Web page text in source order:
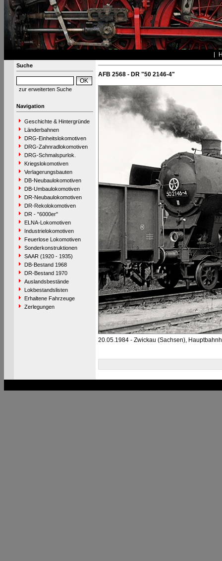
Suche
zur erweiterten Suche
Navigation
Geschichte & Hintergründe
Länderbahnen
DRG-Einheitslokomotiven
DRG-Zahnradlokomotiven
DRG-Schmalspurlok.
Kriegslokomotiven
Verlagerungsbauten
DB-Neubaulokomotiven
DB-Umbaulokomotiven
DR-Neubaulokomotiven
DR-Rekolokomotiven
DR - "6000er"
ELNA-Lokomotiven
Industrielokomotiven
Feuerlose Lokomotiven
Sonderkonstruktionen
SAAR (1920 - 1935)
DB-Bestand 1968
DR-Bestand 1970
Auslandsbestände
Lokbestandslisten
Erhaltene Fahrzeuge
Zerlegungen
AFB 2568 - DR "50 2146-4"
20.05.1984 - Zwickau (Sachsen),